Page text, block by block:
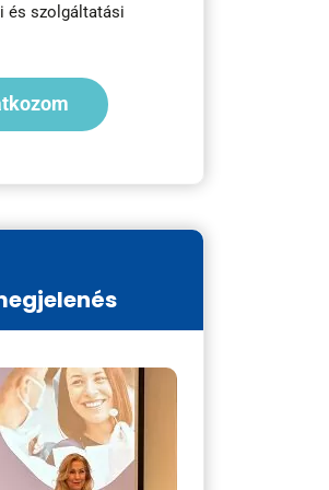
és szolgáltatási